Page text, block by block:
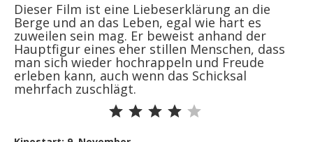
Dieser Film ist eine Liebeserklärung an die
Berge und an das Leben, egal wie hart es
zuweilen sein mag. Er beweist anhand der
Hauptfigur eines eher stillen Menschen, dass
man sich wieder hochrappeln und Freude
erleben kann, auch wenn das Schicksal
mehrfach zuschlägt.